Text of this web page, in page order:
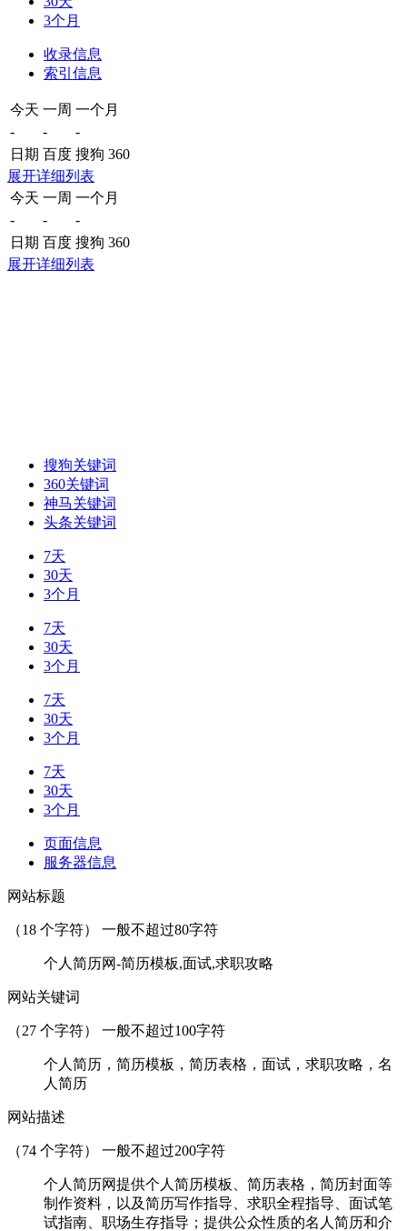
3个月
收录信息
索引信息
今天 一周 一个月
-
-
-
日期 百度 搜狗 360
展开详细列表
今天 一周 一个月
-
-
-
日期 百度 搜狗 360
展开详细列表
搜狗关键词
360关键词
神马关键词
头条关键词
7天
30天
3个月
7天
30天
3个月
7天
30天
3个月
7天
30天
3个月
页面信息
服务器信息
网站标题
（18 个字符） 一般不超过80字符
个人简历网-简历模板,面试,求职攻略
网站关键词
（27 个字符） 一般不超过100字符
个人简历，简历模板，简历表格，面试，求职攻略，名
人简历
网站描述
（74 个字符） 一般不超过200字符
个人简历网提供个人简历模板、简历表格，简历封面等
制作资料，以及简历写作指导、求职全程指导、面试笔
试指南、职场生存指导；提供公众性质的名人简历和介